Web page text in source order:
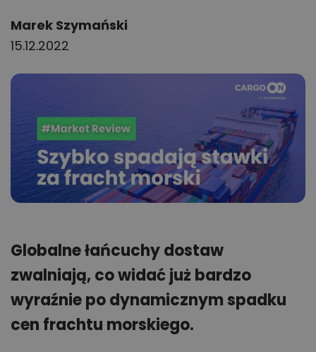
Author:
Marek Szymański
15.12.2022
Globalne łańcuchy dostaw
zwalniają, co widać już bardzo
wyraźnie po dynamicznym spadku
cen frachtu morskiego.